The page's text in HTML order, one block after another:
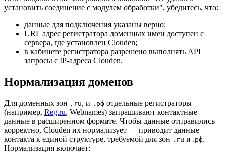
установить соединение с модулем обработки", убедитесь, что:
данные для подключения указаны верно;
URL адрес регистратора доменных имен доступен с
сервера, где установлен Clouden;
в кабинете регистратора разрешено выполнять API
запросы с IP-адреса Clouden.
Нормализация доменов
Для доменных зон .ru, и .рф отдельные регистраторы
(например, Reg.ru, Webnames) запрашивают контактные
данные в расширенном формате. Чтобы данные отправились
корректно, Clouden их нормализует — приводит данные
контакта к единой структуре, требуемой для зон .ru и .рф.
Нормализация включает: